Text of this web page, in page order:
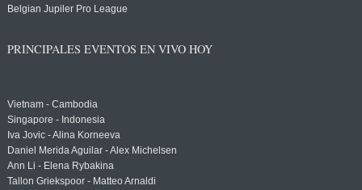
Belgian Jupiler Pro League
PRINCIPALES EVENTOS EN VIVO HOY
Vietnam - Cambodia
Singapore - Indonesia
Iva Jovic - Alina Korneeva
Daniel Merida Aguilar - Alex Michelsen
Ann Li - Elena Rybakina
Tallon Griekspoor - Matteo Arnaldi